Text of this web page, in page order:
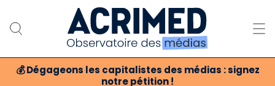
💰 Dégageons les capitalistes des médias : signez
notre pétition !